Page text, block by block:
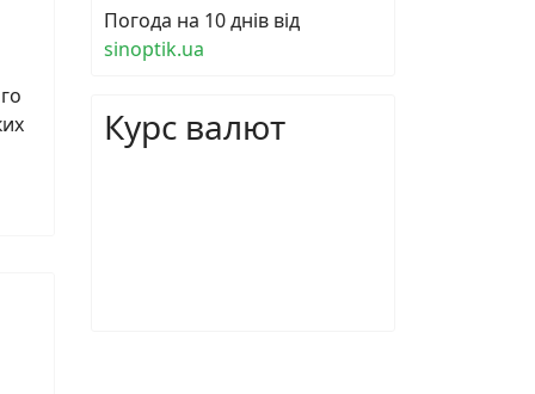
Погода на 10 днів від
sinoptik.ua
Курс валют